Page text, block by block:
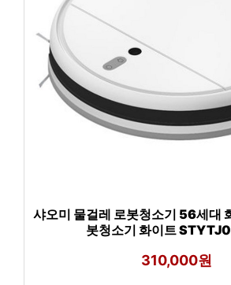
샤오미 물걸레 로봇청소기 56세대
봇청소기 화이트
310,000원